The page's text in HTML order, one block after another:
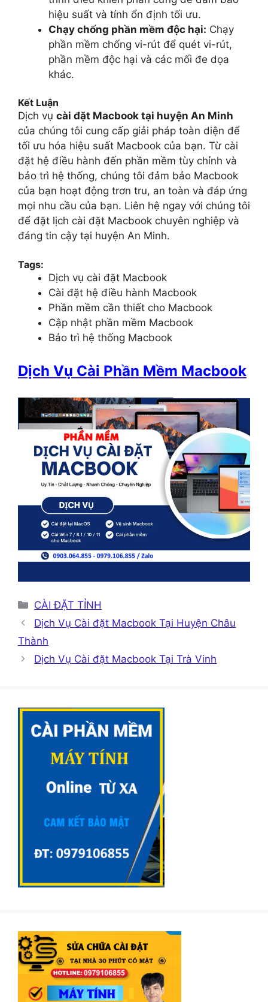
hiệu suất và tính ổn định tối ưu.
Chạy chống phần mềm độc hại: Chạy
phần mềm chống vi-rút để quét vi-rút,
phần mềm độc hại và các mối đe dọa
khác.
Kết Luận
Dịch vụ cài đặt Macbook tại huyện An Minh
của chúng tôi cung cấp giải pháp toàn diện để
tối ưu hóa hiệu suất Macbook của bạn. Từ cài
đặt hệ điều hành đến phần mềm tùy chỉnh và
bảo trì hệ thống, chúng tôi đảm bảo Macbook
của bạn hoạt động trơn tru, an toàn và đáp ứng
mọi nhu cầu của bạn. Liên hệ ngay với chúng tôi
để đặt lịch cài đặt Macbook chuyên nghiệp và
đáng tin cậy tại huyện An Minh.
Tags:
Dịch vụ cài đặt Macbook
Cài đặt hệ điều hành Macbook
Phần mềm cần thiết cho Macbook
Cập nhật phần mềm Macbook
Bảo trì hệ thống Macbook
Dịch Vụ Cài Phần Mềm Macbook
Danh
mục
CÀI ĐẶT TỈNH
Dịch Vụ Cài đặt Macbook Tại Huyện Châu
Thành
Dịch Vụ Cài đặt Macbook Tại Trà Vinh